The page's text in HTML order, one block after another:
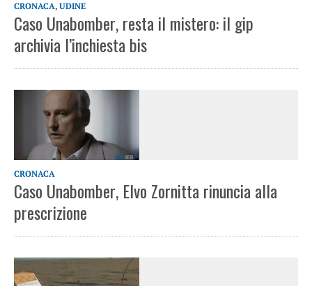
CRONACA, UDINE
Caso Unabomber, resta il mistero: il gip
archivia l’inchiesta bis
CRONACA
Caso Unabomber, Elvo Zornitta rinuncia alla
prescrizione